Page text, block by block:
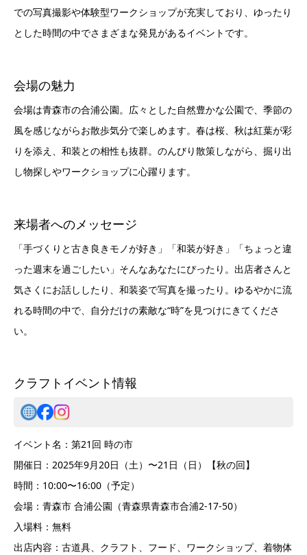
での写真撮影や体験型ワークショップが充実しており、ゆったり
とした時間の中でさまざまな発見があるイベントです。
会場の魅力
会場は青森市の合浦公園。広々とした自然豊かな公園で、季節の
風を感じながらお散歩気分で楽しめます。春は桜、秋は紅葉が彩
りを添え、和装との相性も抜群。のんびり散策しながら、掘り出
し物探しやワークショップに心躍ります。
来場者へのメッセージ
「手づくりと古き良きモノが好き」「和装が好き」「ちょっと違
った週末を過ごしたい」そんなあなたにぴったり。出店者さんと
気さくにお話ししたり、和装姿で写真を撮ったり。ゆるやかに流
れる時間の中で、自分だけの素敵な“時”を見つけにきてくださ
い。
クラフトイベント情報
イベント名：第21回 時の市
開催日：2025年9月20日（土）〜21日（日）【秋の回】
時間：10:00〜16:00（予定）
会場：青森市 合浦公園（青森県青森市合浦2-17-50）
入場料：無料
出店内容：古道具、クラフト、フード、ワークショップ、着物体